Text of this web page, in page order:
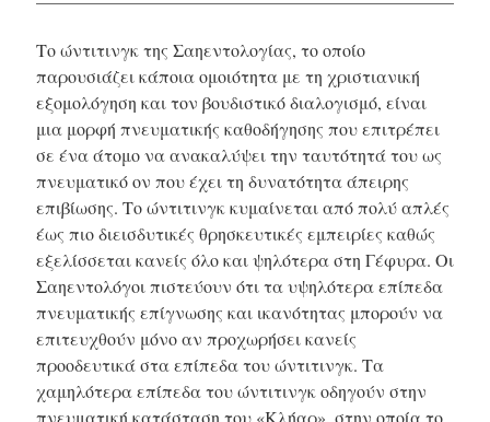
Το ώντιτινγκ της Σαηεντολογίας, το οποίο
παρουσιάζει κάποια ομοιότητα με τη χριστιανική
εξομολόγηση και τον βουδιστικό διαλογισμό, είναι
μια μορφή πνευματικής καθοδήγησης που επιτρέπει
σε ένα άτομο να ανακαλύψει την ταυτότητά του ως
πνευματικό ον που έχει τη δυνατότητα άπειρης
επιβίωσης. Το ώντιτινγκ κυμαίνεται από πολύ απλές
έως πιο διεισδυτικές θρησκευτικές εμπειρίες καθώς
εξελίσσεται κανείς όλο και ψηλότερα στη Γέφυρα. Οι
Σαηεντολόγοι πιστεύουν ότι τα υψηλότερα επίπεδα
πνευματικής επίγνωσης και ικανότητας μπορούν να
επιτευχθούν μόνο αν προχωρήσει κανείς
προοδευτικά στα επίπεδα του ώντιτινγκ. Τα
χαμηλότερα επίπεδα του ώντιτινγκ οδηγούν στην
πνευματική κατάσταση του «Κλήαρ», στην οποία το